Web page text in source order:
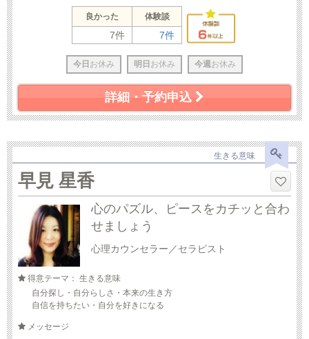
良かった 体験談
7件 7件
今日 お休み 明日 お休み 今週 お休み
詳細・予約申込
生きる意味
早見 星香
心のパズル、ピースをカチッと合わ
せましょう
心理カウンセラー／セラピスト
得意テーマ： 生きる意味
自分探し・自分らしさ・本来の生き方
自信を持ちたい・自分を好きになる
メッセージ